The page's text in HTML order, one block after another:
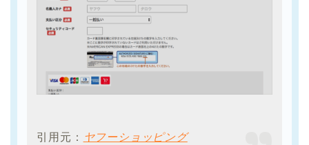
引用元： ヤフーショッピング